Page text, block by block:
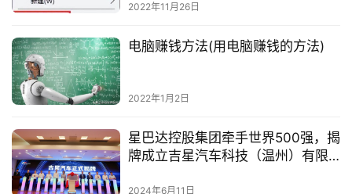
2022年11月26日
电脑赚钱方法(用电脑赚钱的方法)
2022年1月2日
星巴达控股集团牵手世界500强，揭
牌成立吉星汽车科技（温州）有限
2024年6月11日